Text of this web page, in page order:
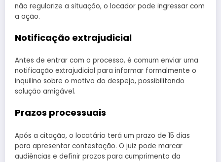
não regularize a situação, o locador pode ingressar com
a ação.
Notificação extrajudicial
Antes de entrar com o processo, é comum enviar uma
notificação extrajudicial para informar formalmente o
inquilino sobre o motivo do despejo, possibilitando
solução amigável.
Prazos processuais
Após a citação, o locatário terá um prazo de 15 dias
para apresentar contestação. O juiz pode marcar
audiências e definir prazos para cumprimento da